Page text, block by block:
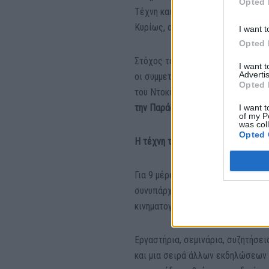
I want
Opted
I want
Opted
I want
of my
was
Opted
Τέχνη και Πολιτισμό, τη
Κυρίως, αποτελεί μια δομημένη
Στόχος του Προγράμματος
οι συμμετέχοντες, μέσα από μια
του Ντοκιμαντέρ, β) Βασικές
την Παράδοση, την Ιστορία και
Η τέχνη το Ντοκιμαντέρ
Για 9 μέρες 33 έφηβοι/ες (
συνυπάρχουν στο Μεσογειακό
κινηματογραφική παιδεία με
Εργαστήρια, σεμινάρια,
και μια σειρά άλλων